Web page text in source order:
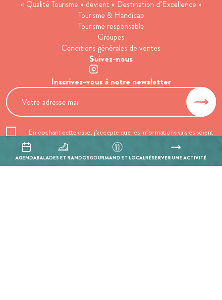
AGENDABALADES ET RANDOSGOURMAND ET LOCALRÉSERVER UNE ACTIVITÉ
« Qualité Tourisme » devient « Destination d’Excellence »
Tourisme & Handicap
Tourisme responsable
Groupes
Conditions générales de ventes
Suivez-nous
Inscrivez-vous à notre newsletter
En cochant cette case, j’accepte que les informations saisies soient
utilisées pour permettre de me recontacter.
Mentions légales
Politique de confidentialité